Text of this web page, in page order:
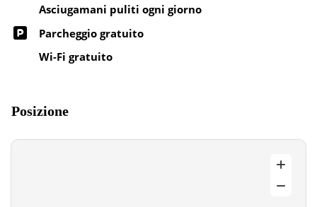
Asciugamani puliti ogni giorno
Parcheggio gratuito
Wi-Fi gratuito
Posizione